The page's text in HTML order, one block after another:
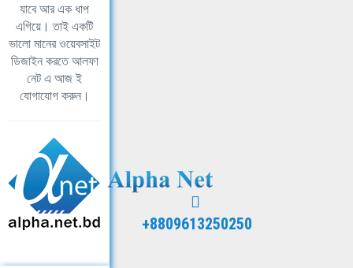
যাবে আর এক ধাপ
এগিয়ে। তাই একটি
ভালো মানের ওয়েবসাইট
ডিজাইন করতে আলফা
নেট এ আজ ই
যোগাযোগ করুন।
+8809613250250